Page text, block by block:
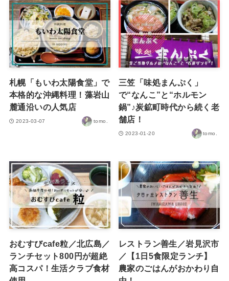
札幌「もいわ太陽食堂」で
本格的な沖縄料理！藻岩山
麓通沿いの人気店
2023-03-07 tomo.
三笠「味処まんぷく」
で“なんこ”と“ホルモン
鍋”♪炭鉱町時代から続く老
舗店！
2023-01-20 tomo.
おむすびcafe粒／北広島／
ランチセット800円が超絶
高コスパ！生活クラブ食材
レストラン善生／岩見沢市
／【1日5食限定ランチ】
農家のごはんがおかわり自